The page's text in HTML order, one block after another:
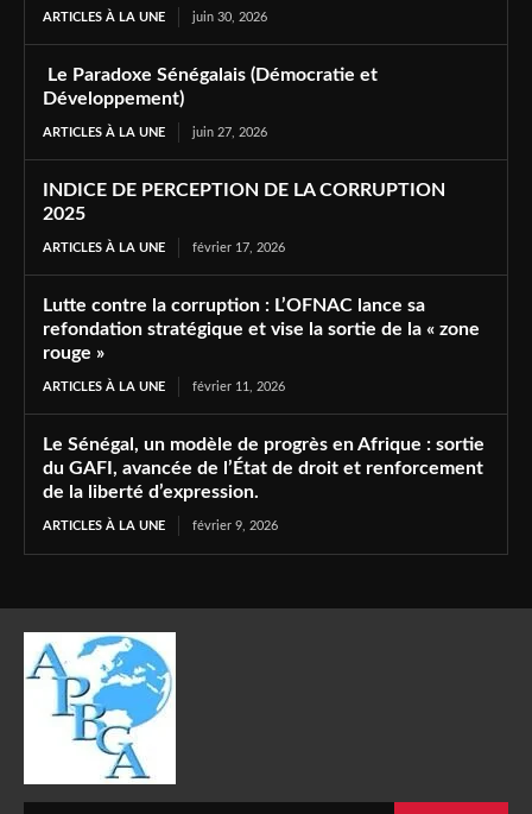
ARTICLES À LA UNE juin 30, 2026
Le Paradoxe Sénégalais (Démocratie et
Développement)
ARTICLES À LA UNE juin 27, 2026
INDICE DE PERCEPTION DE LA CORRUPTION
2025
ARTICLES À LA UNE février 17, 2026
Lutte contre la corruption : L’OFNAC lance sa
refondation stratégique et vise la sortie de la « zone
rouge »
ARTICLES À LA UNE février 11, 2026
Le Sénégal, un modèle de progrès en Afrique : sortie
du GAFI, avancée de l’État de droit et renforcement
de la liberté d’expression.
ARTICLES À LA UNE février 9, 2026